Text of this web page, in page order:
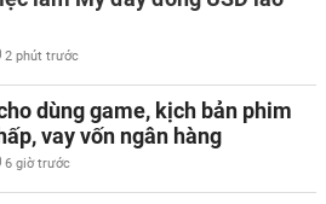
2 phút trước
dùng game, kịch bản phim
vay vốn ngân hàng
6 giờ trước